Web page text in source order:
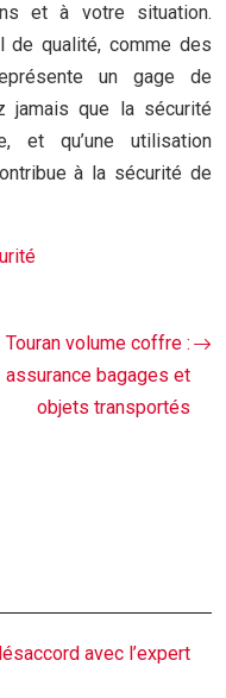
et à votre situation.
de qualité, comme des
un gage de
jamais que la sécurité
et qu’une utilisation
à la sécurité de
Touran volume coffre :
assurance bagages et
objets transportés
avec l’expert